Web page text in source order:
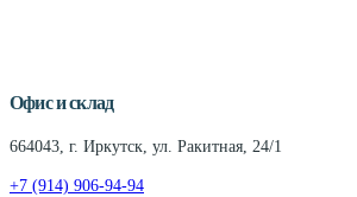
Офис и склад
664043, г. Иркутск, ул. Ракитная, 24/1
+7 (914) 906-94-94